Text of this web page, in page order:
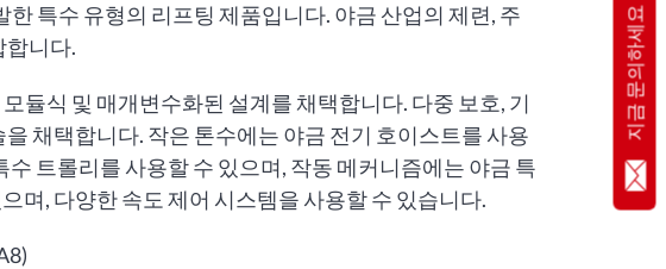
한 특수 유형의 리프팅 제품입니다. 야금 산업의 제련, 주
합니다.
듈식 및 매개변수화된 설계를 채택합니다. 다중 보호, 기
채택합니다. 작은 톤수에는 야금 전기 호이스트를 사용
수 트롤리를 사용할 수 있으며, 작동 메커니즘에는 야금 특
며, 다양한 속도 제어 시스템을 사용할 수 있습니다.
)
지금 문의하세요